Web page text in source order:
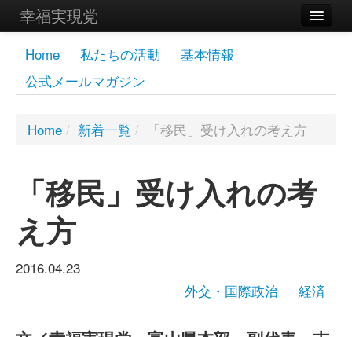
幸福実現党
メンバーズページ
党員
幸福の科学グループ
Home 私たちの活動
基本情報
公式メールマガジン
Home / 新着一覧 / 「移民」受け入れの考え方
「移民」受け入れの考
え方
2016.04.23
外交・国際政治
経済